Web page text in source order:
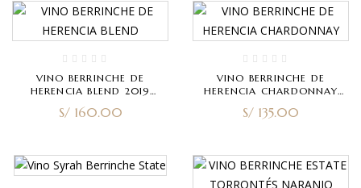
VINO BERRINCHE DE
HERENCIA BLEND 2019
750ML
S/160.00
VINO BERRINCHE DE
HERENCIA CHARDONNAY
S/ 135.00